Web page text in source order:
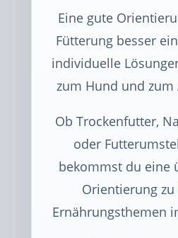
Eine gute
Fütterung besser
individuelle
zum Hund und zum
Ob Trockenfutter,
oder
bekommst du eine
Orientierung
Ernährungsthemen